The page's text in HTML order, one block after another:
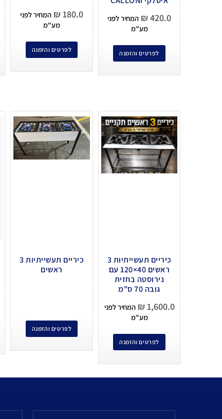
₪ 420.0
המחיר לפני
מע"מ
לפרטים והזמנה
₪ 180.0
המחיר לפני
מע"מ
לפרטים והזמנה
כיריים תעשייתיות 3
ראשים 40×120 עם
נירוסטה בחזית
גובה 70 ס"מ
₪ 1,600.0
המחיר לפני
מע"מ
לפרטים והזמנה
כיריים תעשייתיות 3
ראשים
לפרטים והזמנה